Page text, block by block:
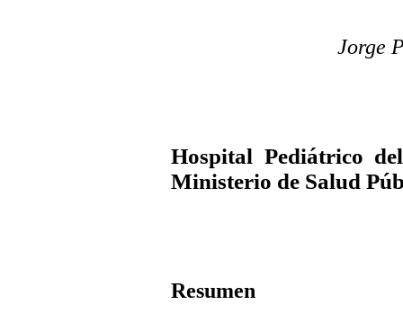
Jorge
Hospital Pediátrico
Ministerio de Salud
Resumen